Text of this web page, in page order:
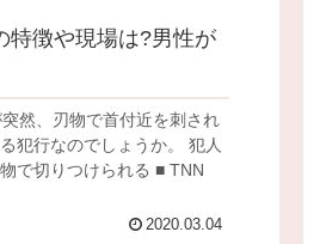
特徴や現場は?男性が
然、刃物で首付近を刺され
犯行なのでしょうか。 犯人
で切りつけられる ■ TNN
2020.03.04